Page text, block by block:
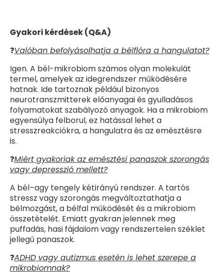
Gyakori kérdések (Q&A)
❓Valóban befolyásolhatja a bélflóra a hangulatot?
Igen. A bél-mikrobiom számos olyan molekulát
termel, amelyek az idegrendszer működésére
hatnak. Ide tartoznak például bizonyos
neurotranszmitterek előanyagai és gyulladásos
folyamatokat szabályozó anyagok. Ha a mikrobiom
egyensúlya felborul, ez hatással lehet a
stresszreakciókra, a hangulatra és az emésztésre
is.
❓Miért gyakoriak az emésztési panaszok szorongás
vagy depresszió mellett?
A bél–agy tengely kétirányú rendszer. A tartós
stressz vagy szorongás megváltoztathatja a
bélmozgást, a bélfal működését és a mikrobiom
összetételét. Emiatt gyakran jelennek meg
puffadás, hasi fájdalom vagy rendszertelen széklet
jellegű panaszok.
❓ADHD vagy autizmus esetén is lehet szerepe a
mikrobiomnak?